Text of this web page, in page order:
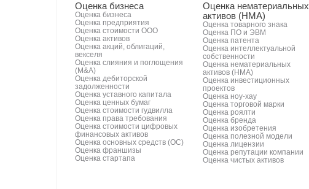
Оценка бизнеса
Оценка бизнеса
Оценка предприятия
Оценка стоимости ООО
Оценка активов
Оценка акций, облигаций,
векселя
Оценка слияния и поглощения
(M&A)
Оценка дебиторской
задолженности
Оценка уставного капитала
Оценка ценных бумаг
Оценка стоимости гудвилла
Оценка права требования
Оценка стоимости цифровых
финансовых активов
Оценка основных средств (ОС)
Оценка франшизы
Оценка стартапа
Оценка нематериальных
активов (НМА)
Оценка товарного знака
Оценка ПО и ЭВМ
Оценка патента
Оценка интеллектуальной
собственности
Оценка нематериальных
активов (НМА)
Оценка инвестиционных
проектов
Оценка ноу-хау
Оценка торговой марки
Оценка роялти
Оценка бренда
Оценка изобретения
Оценка полезной модели
Оценка лицензии
Оценка репутации компании
Оценка чистых активов